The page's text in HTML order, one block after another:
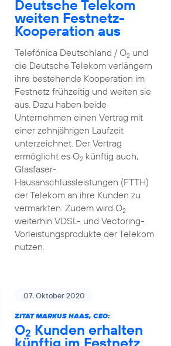
Deutsche Telekom
weiten Festnetz-
Kooperation aus
Telefónica Deutschland / O2und
die Deutsche Telekom verlängern
ihre bestehende Kooperation im
Festnetz frühzeitig und weiten sie
aus. Dazu haben beide
Unternehmen einen Vertrag mit
einer zehnjährigen Laufzeit
unterzeichnet. Der Vertrag
ermöglicht es O2künftig auch,
Glasfaser-
Hausanschlussleistungen (FTTH)
der Telekom an ihre Kunden zu
vermarkten. Zudem wird O2
weiterhin VDSL- und Vectoring-
Vorleistungsprodukte der Telekom
nutzen.
07. Oktober 2020
ZITAT MARKUS HAAS, CEO:
O2 Kunden erhalten
künftig im Festnetz